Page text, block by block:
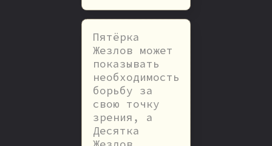
Пятёрка
Жезлов может
показывать
необходимость
борьбу за
свою точку
зрения, а
Десятка